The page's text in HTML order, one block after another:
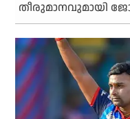
തീരുമാനവുമായി